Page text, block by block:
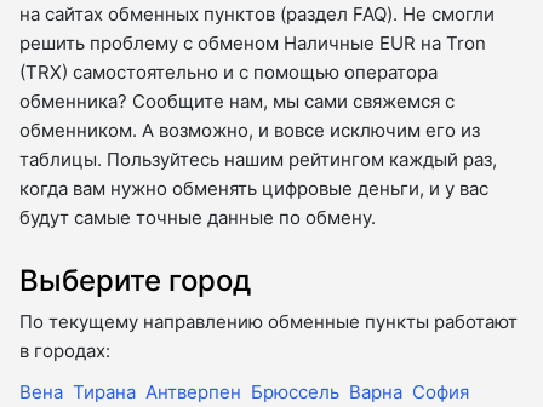
на сайтах обменных пунктов (раздел FAQ). Не смогли
решить проблему с обменом Наличные EUR на Tron
(TRX) самостоятельно и с помощью оператора
обменника? Сообщите нам, мы сами свяжемся с
обменником. А возможно, и вовсе исключим его из
таблицы. Пользуйтесь нашим рейтингом каждый раз,
когда вам нужно обменять цифровые деньги, и у вас
будут самые точные данные по обмену.
Выберите город
По текущему направлению обменные пункты работают
в городах:
Вена Тирана Антверпен Брюссель Варна София